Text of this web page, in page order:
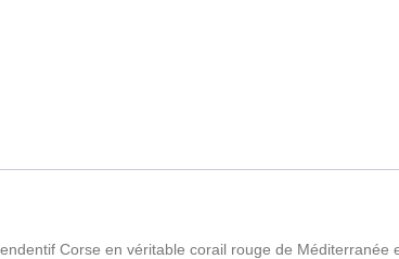
Corse en véritable corail rouge de Méditerranée